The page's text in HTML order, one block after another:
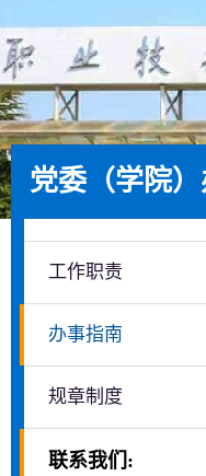
党委（学院
工作职责
办事指南
规章制度
联系我们: